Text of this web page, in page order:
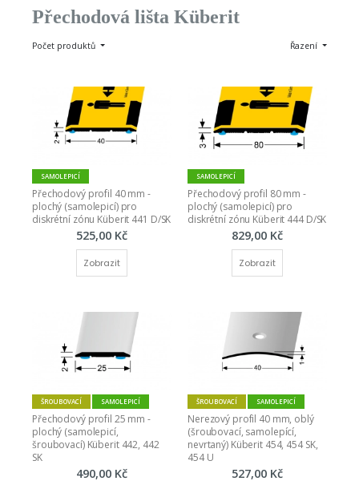
Přechodová lišta Küberit
Počet produktů Řazení
SAMOLEPICÍ
Přechodový profil 40 mm -
plochý (samolepicí) pro
diskrétní zónu Küberit 441 D/SK
525,00 Kč
Zobrazit
SAMOLEPICÍ
Přechodový profil 80 mm -
plochý (samolepicí) pro
diskrétní zónu Küberit 444 D/SK
829,00 Kč
Zobrazit
ŠROUBOVACÍ SAMOLEPICÍ
Přechodový profil 25 mm -
plochý (samolepicí,
šroubovací) Küberit 442, 442
SK
490,00 Kč
ŠROUBOVACÍ SAMOLEPICÍ
Nerezový profil 40 mm, oblý
(šroubovací, samolepící,
nevrtaný) Küberit 454, 454 SK,
454 U
527,00 Kč